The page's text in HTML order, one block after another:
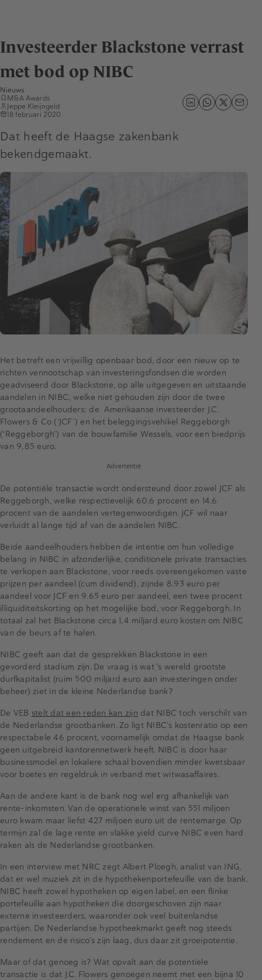
Investeerder Blackstone verrast
met bod op NIBC
Nieuws
M&A Awards
Jeppe Kleijngeld
18 februari 2020
Dat heeft de Haagse zakenbank
bekendgemaakt.
Het betreft een vrijwillig openbaar bod, door een nieuw op te
richten vennootschap van investeringsfondsen die worden
geadviseerd door Blackstone, op alle uitgegeven en uitstaande
aandelen in NIBC, welke niet gehouden zijn door de twee
grootaandeelhouders: de Amerikaanse investeerder J.C.
Flowers & Co (‘JCF’) en het beleggingsvehikel Reggeborgh
(‘Reggeborgh’) van de bouwfamilie Wessels, voor een biedprijs
van 9,85 euro.
Advertentie
De potentiële transactie wordt ondersteund door zowel JCF als
Reggeborgh, welke respectievelijk 60.6 procent en 14.6
procent van de aandelen vertegenwoordigen. JCF wil naar
verluidt al lange tijd af van de aandelen NIBC.
Beide aandeelhouders hebben de intentie om hun volledige
belang in NIBC in afzonderlijke, conditionele private transacties
te verkopen aan Blackstone, voor reeds overeengekomen vaste
prijzen per aandeel (cum dividend), zijnde 8.93 euro per
aandeel voor JCF en 9.65 euro per aandeel, een twee procent
illiquiditeitskorting op het mogelijke bod, voor Reggeborgh. In
totaal zal het Blackstone circa 1,4 miljard euro kosten om NIBC
van de beurs af te halen.
NIBC geeft aan dat de gesprekken Blackstone in een
gevorderd stadium zijn. De vraag is wat ’s wereld grootste
durfkapitalist (ruim 500 miljard euro aan investeringen onder
beheer) ziet in de kleine Nederlandse bank?
De VEB stelt dat een reden kan zijn dat NIBC toch verschilt van
de Nederlandse grootbanken. Zo ligt NIBC’s kostenratio op een
respectabele 46 procent, voornamelijk omdat de Haagse bank
geen uitgebreid kantorennetwerk heeft. NIBC is door haar
businessmodel en lokalere schaal bovendien minder kwetsbaar
voor boetes en regeldruk in verband met witwasaffaires.
Aan de andere kant is de bank nog wel erg afhankelijk van
rente-inkomsten. Van de operationele winst van 551 miljoen
euro kwam maar liefst 427 miljoen euro uit de rentemarge. Op
termijn zal de lage rente en vlakke yield curve NIBC even hard
raken als de Nederlandse grootbanken.
In een interview met NRC zegt Albert Ploegh, analist van ING,
dat er wel muziek zit in de hypothekenportefeuille van de bank.
NIBC heeft zowel hypotheken op eigen label, en een flinke
portefeuille aan hypotheken die doorgeschoven zijn naar
externe investeerders, waaronder ook veel buitenlandse
partijen. De Nederlandse hypotheekmarkt geeft nog steeds
rendement en de risico’s zijn laag, dus daar zit groeipotentie.
Maar of dat genoeg is? Wat opvalt aan de potentiele
transactie is dat J.C. Flowers genoegen neemt met een bijna 10